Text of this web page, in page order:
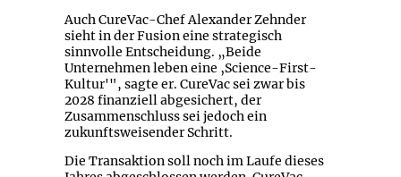
Auch CureVac-Chef Alexander Zehnder
sieht in der Fusion eine strategisch
sinnvolle Entscheidung. „Beide
Unternehmen leben eine ‚Science-First-
Kultur'", sagte er. CureVac sei zwar bis
2028 finanziell abgesichert, der
Zusammenschluss sei jedoch ein
zukunftsweisender Schritt.
Die Transaktion soll noch im Laufe dieses